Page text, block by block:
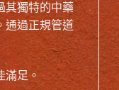
其獨特的中藥
通過正規管道
滿足。